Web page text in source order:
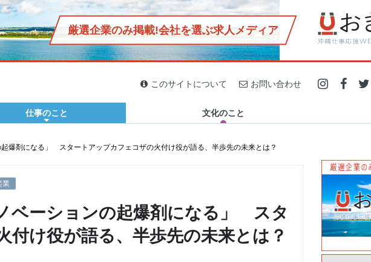
厳選企業のみ掲載!会社を選ぶ求人メディア
このサイトについて お問い合わせ
2020.04.02
2019.12.27
島に鮮魚店が多い謎！沖縄
見！愛と癒しがギュッ
仕事のこと
2020.03.16
2019.11.13
秘話！社会活動「児童支
で店舗オープン！県内
文化のこと
2020.03.30
2019.11.29
島のB級グルメ誕生秘話！
体験！？ 「城紅型染工
2019.12.29
2019.12.25
する “チルアウト”な空間
守りたい」ー 沖縄で
起爆剤になる」 スタートアップカフェコザの火付け役が語る、半歩先の未来とは？
業
ベーションの起爆剤になる」 スタ
付け役が語る、半歩先の未来とは？